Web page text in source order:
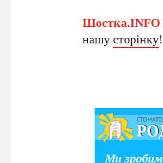
Шостка.INFO
нашусторінку!